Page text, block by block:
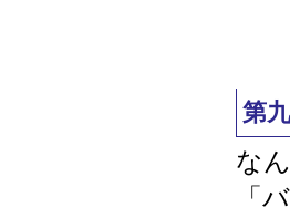
第
な
「